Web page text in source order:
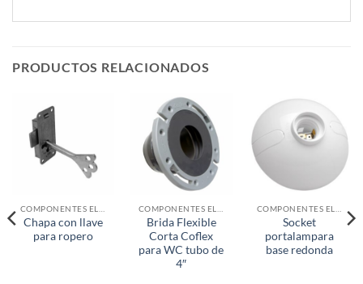
PRODUCTOS RELACIONADOS
Chapa con llave
para ropero
Brida Flexible
Corta Coflex
para WC tubo de
4″
Socket
portalampara
base redonda